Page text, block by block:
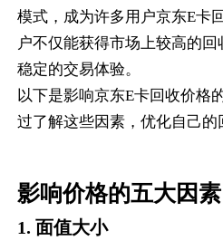
模式，成为许多用户京东E卡
户不仅能获得市场上较高的
稳定的交易体验。
以下是影响京东E卡回收价格
过了解这些因素，优化自己的
影响价格的五大因素
1. 面值大小